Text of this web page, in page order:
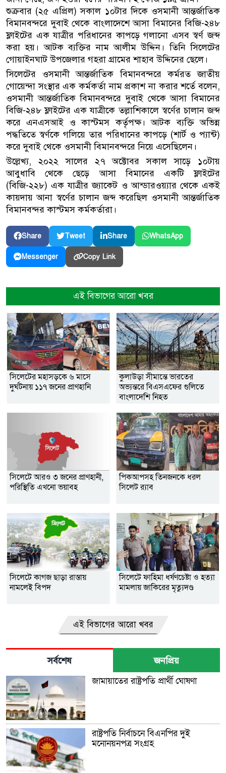
শুক্রবার (২৫ এপ্রিল) সকাল ১০টার দিকে ওসমানী আন্তর্জাতিক
বিমানবন্দরে দুবাই থেকে বাংলাদেশে আসা বিমানের বিজি-২৪৮
ফ্লাইটের এক যাত্রীর পরিধানের কাপড়ে গলানো এসব স্বর্ণ জব্দ
করা হয়। আটক ব্যক্তির নাম আলীম উদ্দিন। তিনি সিলেটের
গোয়াইনঘাট উপজেলার গহরা গ্রামের শাহাব উদ্দিনের ছেলে।
সিলেটের ওসমানী আন্তর্জাতিক বিমানবন্দরে কর্মরত জাতীয়
গোয়েন্দা সংস্থার এক কর্মকর্তা নাম প্রকাশ না করার শর্তে বলেন,
ওসমানী আন্তর্জাতিক বিমানবন্দরে দুবাই থেকে আসা বিমানের
বিজি-২৪৮ ফ্লাইটের এক যাত্রীকে তল্লাশিকালে স্বর্ণের চালান জব্দ
করে এনএসআই ও কাস্টমস কর্তৃপক্ষ। আটক ব্যক্তি অভিন্ন
পদ্ধতিতে স্বর্ণকে গলিয়ে তার পরিধানের কাপড়ে (শার্ট ও প্যান্ট)
করে দুবাই থেকে ওসমানী বিমানবন্দরে নিয়ে এসেছিলেন।
উল্লেখ্য, ২০২২ সালের ২৭ অক্টোবর সকাল সাড়ে ১০টায়
আবুধাবি থেকে ছেড়ে আসা বিমানের একটি ফ্লাইটের
(বিজি-২২৮) এক যাত্রীর জ্যাকেট ও আন্ডারওয়্যার থেকে একই
কায়দায় আনা স্বর্ণের চালান জব্দ করেছিল ওসমানী আন্তর্জাতিক
বিমানবন্দর কাস্টমস কর্মকর্তারা।
Share Tweet Share WhatsApp
Messenger Copy Link
এই বিভাগের আরো খবর
সিলেটের মহাসড়কে ৬ মাসে
দুর্ঘটনায় ১১৭ জনের প্রাণহানি
কুলাউড়া সীমান্তে ভারতের
অভ্যন্তরে বিএসএফের গুলিতে
বাংলাদেশি নিহত
সিলেটে আরও ৩ জনের প্রাণহানী,
পরিস্থিতি এখনো ভয়াবহ
পিকআপসহ তিনজনকে ধরল
সিলেট র‌্যাব
সিলেটে কাগজ ছাড়া রাস্তায়
নামলেই বিপদ
সিলেটে ফাহিমা ধর্ষণচেষ্টা ও হত্যা
মামলায় জাকিরের মৃত্যুদণ্ড
এই বিভাগের আরো খবর
সর্বশেষ জনপ্রিয়
জামায়াতের রাষ্ট্রপতি প্রার্থী ঘোষণা
রাষ্ট্রপতি নির্বাচনে বিএনপির দুই
মনোনয়নপত্র সংগ্রহ